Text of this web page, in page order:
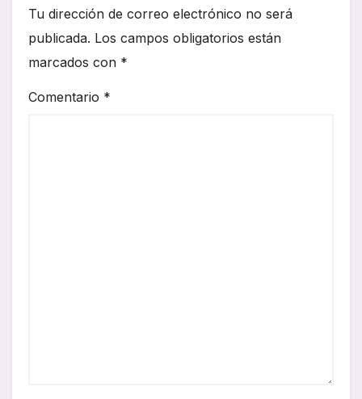
Tu dirección de correo electrónico no será
publicada. Los campos obligatorios están
marcados con *
Comentario *